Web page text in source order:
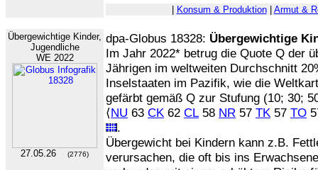
Konsum & Produktion| Armut &
Übergewichtige Kinder,
Jugendliche
WE 2022
27.05.26 (2776)
dpa-Globus 18328: Übergewichtige
Im Jahr 2022* betrug die Quote Q der
Jährigen im weltweiten Durchschnitt
Inselstaaten im Pazifik, wie die
gefärbt gemäß Q zur Stufung (10; 30;
⟨NU 63 CK 62 CL 58 NR 57 TK 57 TO
.
Übergewicht bei Kindern kann z.B.
verursachen, die oft bis ins